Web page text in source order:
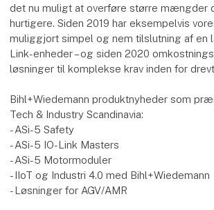
det nu muligt at overføre større mængder
hurtigere. Siden 2019 har eksempelvis
muliggjort simpel og nem tilslutning af en
Link-enheder – og siden 2020
løsninger til komplekse krav inden for
Bihl+Wiedemann produktnyheder som
Tech & Industry Scandinavia:
- ASi-5 Safety
- ASi-5 IO-Link Masters
- ASi-5 Motormoduler
- IIoT og Industri 4.0 med Bihl+Wiedemann
- Løsninger for AGV/AMR